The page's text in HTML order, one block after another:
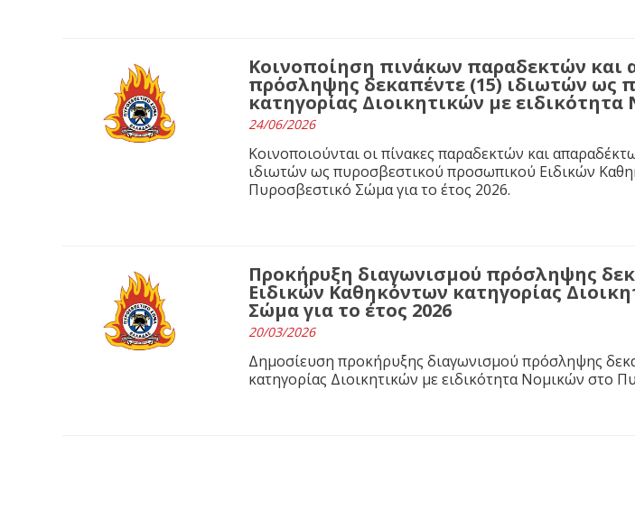
Κοινοποίηση πινάκων παραδεκτών
πρόσληψης δεκαπέντε (15) ιδιωτών ως
κατηγορίας Διοικητικών με
24/06/2026
Κοινοποιούνται οι πίνακες παραδεκτών και
ιδιωτών ως πυροσβεστικού προσωπικού Ειδικών
Πυροσβεστικό Σώμα για το έτος 2026.
Προκήρυξη διαγωνισμού πρόσληψης
Ειδικών Καθηκόντων κατηγορίας
Σώμα για το έτος 2026
20/03/2026
Δημοσίευση προκήρυξης διαγωνισμού πρόσληψης
κατηγορίας Διοικητικών με ειδικότητα Νομικών στο